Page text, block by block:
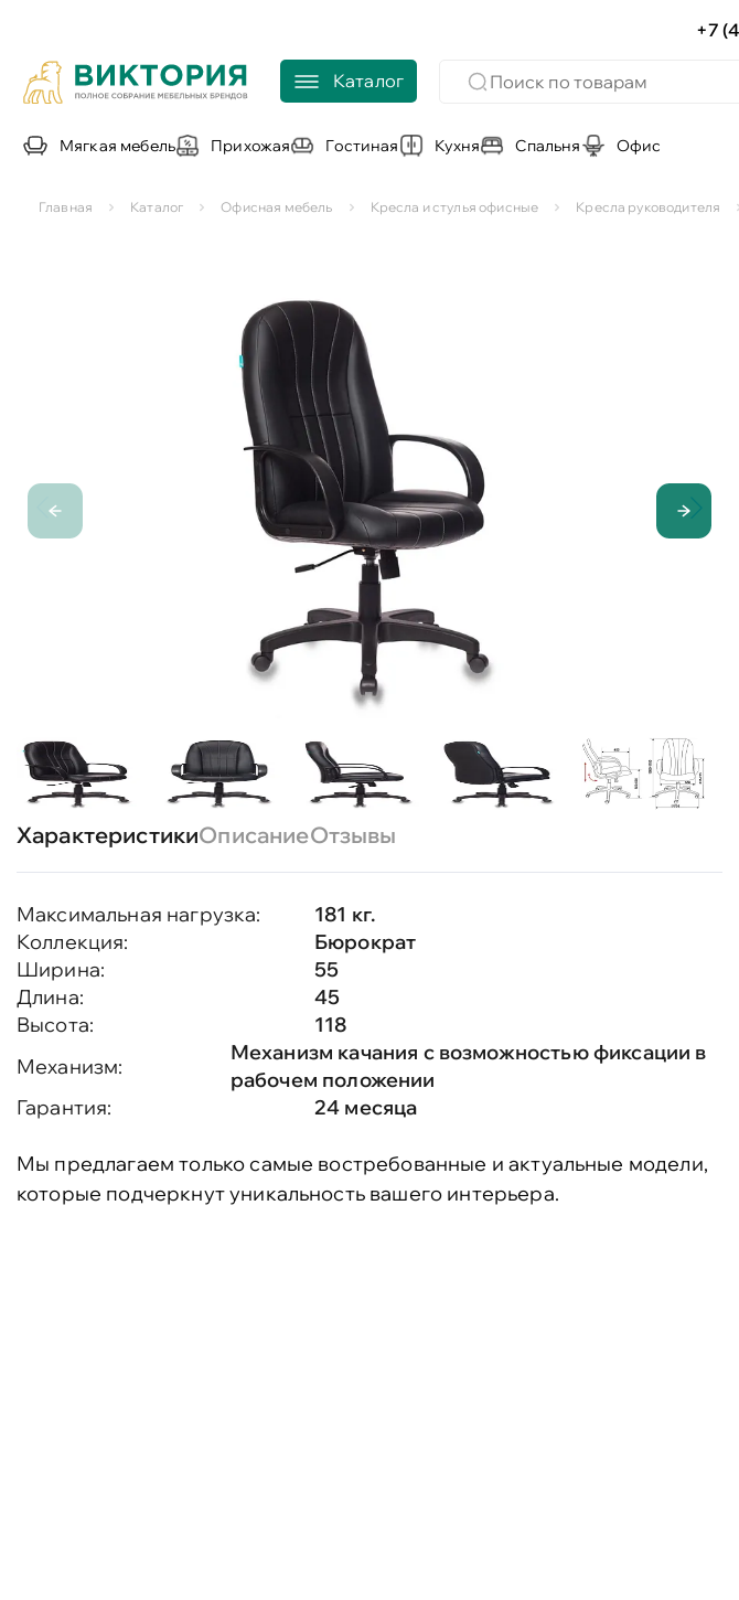
+7
Каталог
Мягкая мебель Прихожая Гостиная Кухня Спальня Офис
Главная Каталог Офисная мебель Кресла и стулья офисные Кресла руководителя
ХарактеристикиОписаниеОтзывы
Максимальная нагрузка:
181 кг.
Коллекция:
Бюрократ
Ширина:
55
Длина:
45
Высота:
118
Механизм:
Механизм качания с возможностью фиксации в
рабочем положении
Гарантия:
24 месяца
Мы предлагаем только самые востребованные и актуальные модели,
которые подчеркнут уникальность вашего интерьера.